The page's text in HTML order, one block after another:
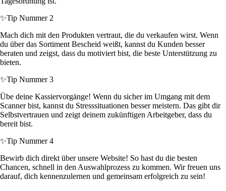
✨Tip Nummer 2
Mach dich mit den Produkten vertraut, die du verkaufen wirst. Wenn
du über das Sortiment Bescheid weißt, kannst du Kunden besser
beraten und zeigst, dass du motiviert bist, die beste Unterstützung zu
bieten.
✨Tip Nummer 3
Übe deine Kassiervorgänge! Wenn du sicher im Umgang mit dem
Scanner bist, kannst du Stresssituationen besser meistern. Das gibt dir
Selbstvertrauen und zeigt deinem zukünftigen Arbeitgeber, dass du
bereit bist.
✨Tip Nummer 4
Bewirb dich direkt über unsere Website! So hast du die besten
Chancen, schnell in den Auswahlprozess zu kommen. Wir freuen uns
darauf, dich kennenzulernen und gemeinsam erfolgreich zu sein!